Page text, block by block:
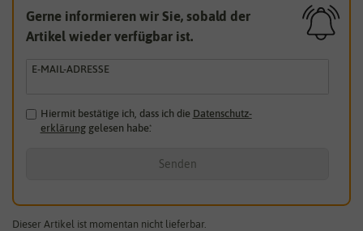
Gerne informieren wir Sie, sobald der
Artikel wieder verfügbar ist.
E-MAIL-ADRESSE
Hiermit bestätige ich, dass ich die Daten­schutz­
erklärunggelesen habe.*
Senden
Dieser Artikel ist momentan nicht lieferbar.